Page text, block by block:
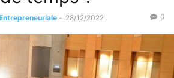
- 28/12/2022 0